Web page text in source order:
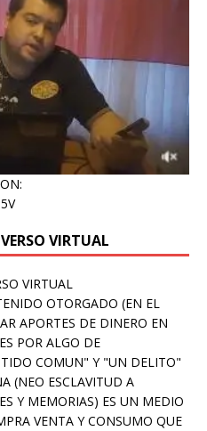
VIRTUAL
VIRTUAL
OTORGADO (EN EL
APORTES DE DINERO EN
POR ALGO DE
COMUN" Y "UN DELITO"
(NEO ESCLAVITUD A
Y MEMORIAS) ES UN MEDIO
VENTA Y CONSUMO QUE